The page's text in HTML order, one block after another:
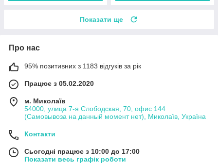
Показати ще
Про нас
95% позитивних з 1183 відгуків за рік
Працює з 05.02.2020
м. Миколаїв
54000, улица 7-я Слободская, 70, офис 144
(Самовывоза на данный момент нет), Миколаїв, Україна
Контакти
Сьогодні працює з 10:00 до 17:00
Показати весь графік роботи